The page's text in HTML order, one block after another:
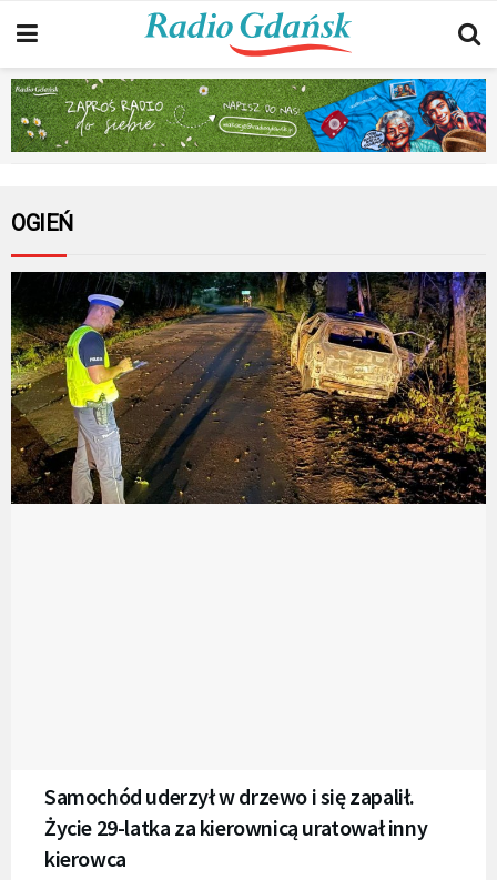
OGIEŃ
Samochód uderzył w drzewo i się zapalił.
Życie 29-latka za kierownicą uratował inny
kierowca